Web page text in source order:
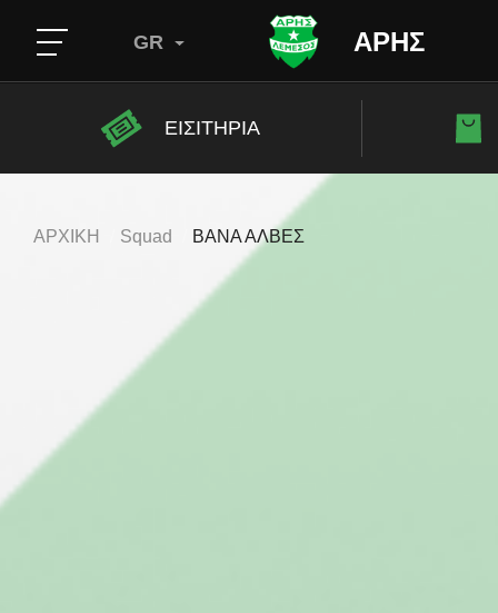
ΑΡΗΣ
GR
ΕΙΣΙΤΗΡΙΑ
ΑΡΧΙΚΗ Squad ΒΑΝΑ ΑΛΒΕΣ